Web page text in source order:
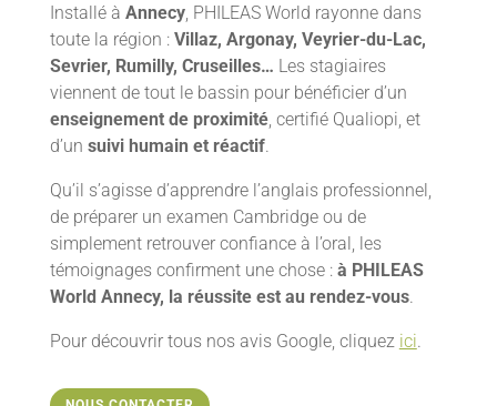
Installé à Annecy, PHILEAS World rayonne dans
toute la région : Villaz, Argonay, Veyrier-du-Lac,
Sevrier, Rumilly, Cruseilles… Les stagiaires
viennent de tout le bassin pour bénéficier d’un
enseignement de proximité, certifié Qualiopi, et
d’un suivi humain et réactif.
Qu’il s’agisse d’apprendre l’anglais professionnel,
de préparer un examen Cambridge ou de
simplement retrouver confiance à l’oral, les
témoignages confirment une chose : à PHILEAS
World Annecy, la réussite est au rendez-vous.
Pour découvrir tous nos avis Google, cliquez ici.